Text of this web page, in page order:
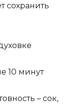
сохранить
10 минут
– сок,